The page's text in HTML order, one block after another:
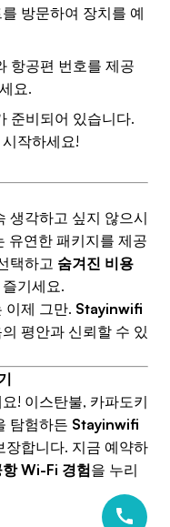
방문하여 장치를 예
항공편 번호를 제공
요.
준비되어 있습니다.
작하세요!
생각하고 싶지 않으시
유연한 패키지를 제공
택하고 숨겨진 비용
즐기세요.
이제 그만. Stayinwifi
평안과 신뢰할 수 있
! 이스탄불, 카파도키
탐험하든 Stayinwifi
장합니다. 지금 예약하
Wi-Fi 경험을 누리